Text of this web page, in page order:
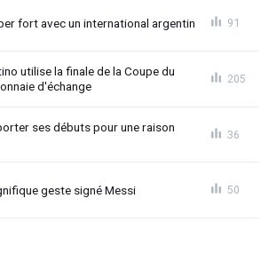
fort avec un international argentin 91
utilise la finale de la Coupe du
d'échange
205
ses débuts pour une raison
36
geste signé Messi 50